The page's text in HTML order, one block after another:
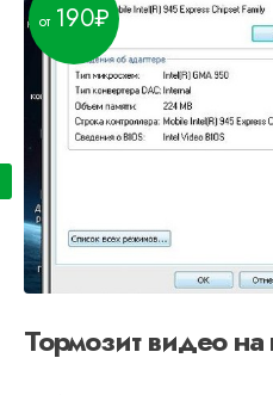
Тормозит видео на
190